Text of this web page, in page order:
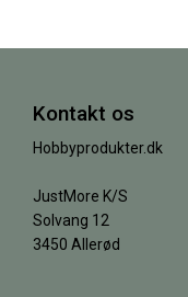
Kontakt os
Hobbyprodukter.dk
JustMore K/S
Solvang 12
3450 Allerød